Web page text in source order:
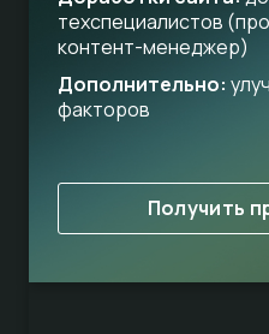
техспециалистов
контент-менеджер)
Дополнительно:
факторов
Получить